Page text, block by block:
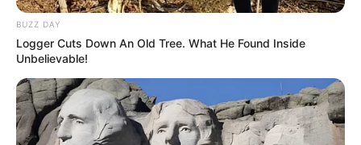
BUZZ DAY
Logger Cuts Down An Old Tree. What He Found Inside
Unbelievable!